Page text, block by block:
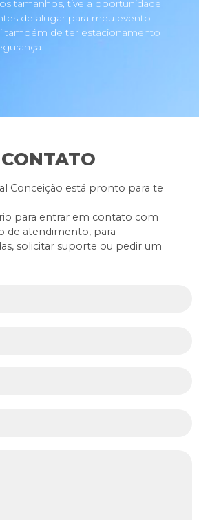
tamanhos, tive a oportunidade
de alugar para meu evento
também de ter estacionamento
Conceição está pronto para te
para entrar em contato com
de atendimento, para
solicitar suporte ou pedir um